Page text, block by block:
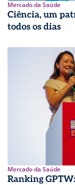
Mercado da Saúde
Ciência, um
todos os dias
Mercado da Saúde
Ranking